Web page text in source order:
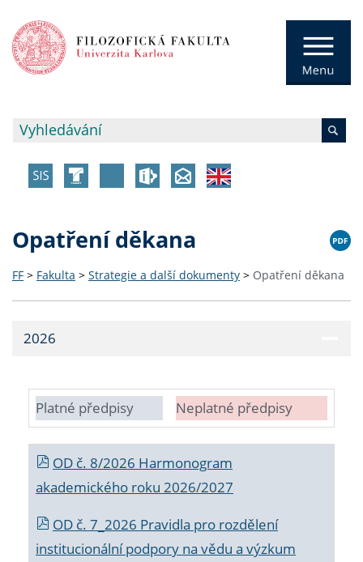
Opatření děkana
FF > Fakulta > Strategie a další dokumenty > Opatření děkana
2026
Platné předpisy Neplatné předpisy
OD č. 8/2026 Harmonogram
akademického roku 2026/2027
OD č. 7_2026 Pravidla pro rozdělení
institucionální podpory na vědu a výzkum